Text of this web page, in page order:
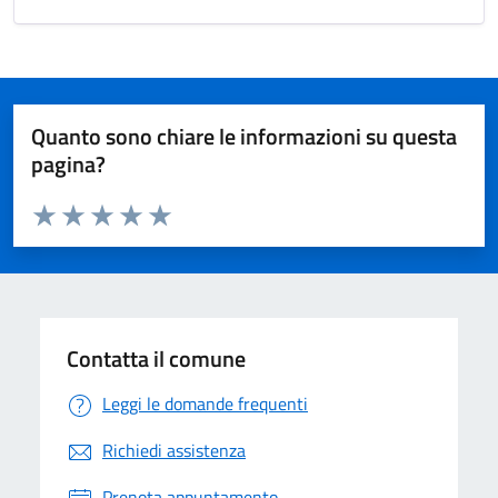
Quanto sono chiare le informazioni su questa
pagina?
Valuta da 1 a 5 stelle la pagina
Valuta 5 stelle su 5
Valuta 4 stelle su 5
Valuta 3 stelle su 5
Valuta 2 stelle su 5
Valuta 1 stelle su 5
Contatta il comune
Leggi le domande frequenti
Richiedi assistenza